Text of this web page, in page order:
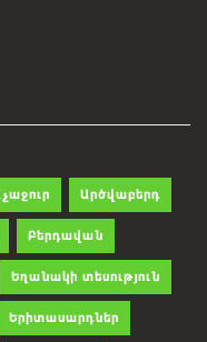
Արծվաբերդ
Բերդավան
Եղանակի տեսություն
Երիտասարդներ